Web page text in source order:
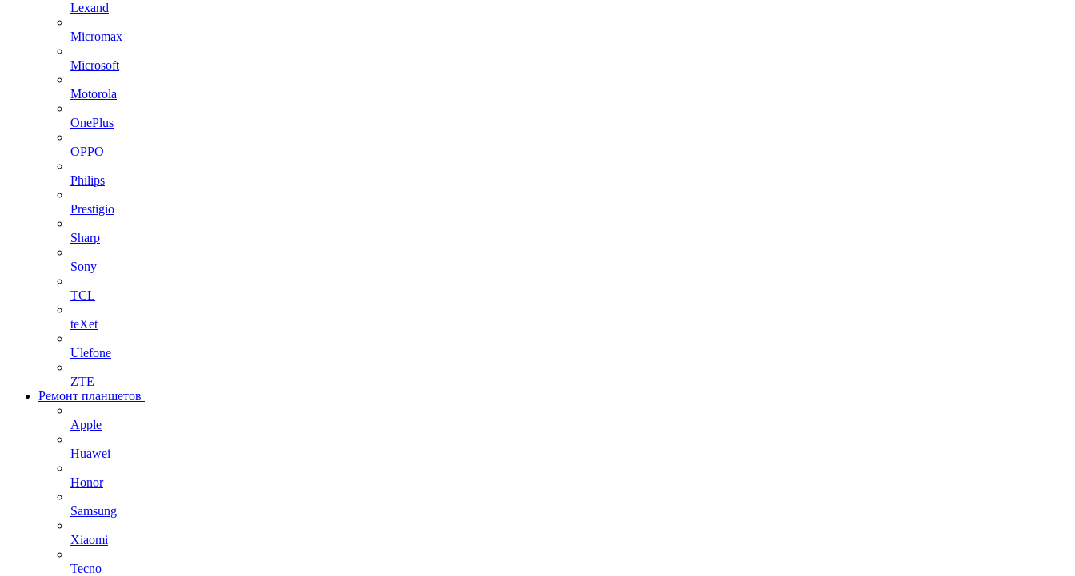
Lexand
Micromax
Microsoft
Motorola
OnePlus
OPPO
Philips
Prestigio
Sharp
Sony
TCL
teXet
Ulefone
ZTE
Ремонт планшетов
Apple
Huawei
Honor
Samsung
Xiaomi
Tecno